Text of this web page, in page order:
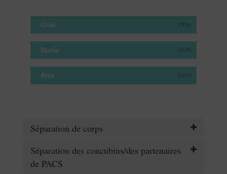
Coût
Durée
Aléa
Séparation de corps
Séparation des concubins/des partenaires
de PACS